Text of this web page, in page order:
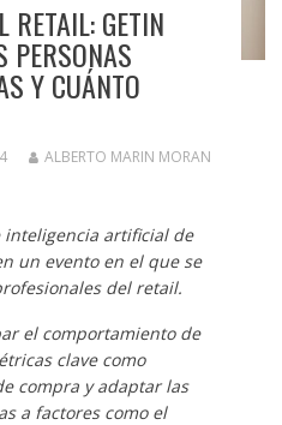
RETAIL: GETIN
PERSONAS
Y CUÁNTO
ALBERTO MARIN MORAN
inteligencia artificial de
un evento en el que se
del retail.
el comportamiento de
clave como
compra y adaptar las
a factores como el